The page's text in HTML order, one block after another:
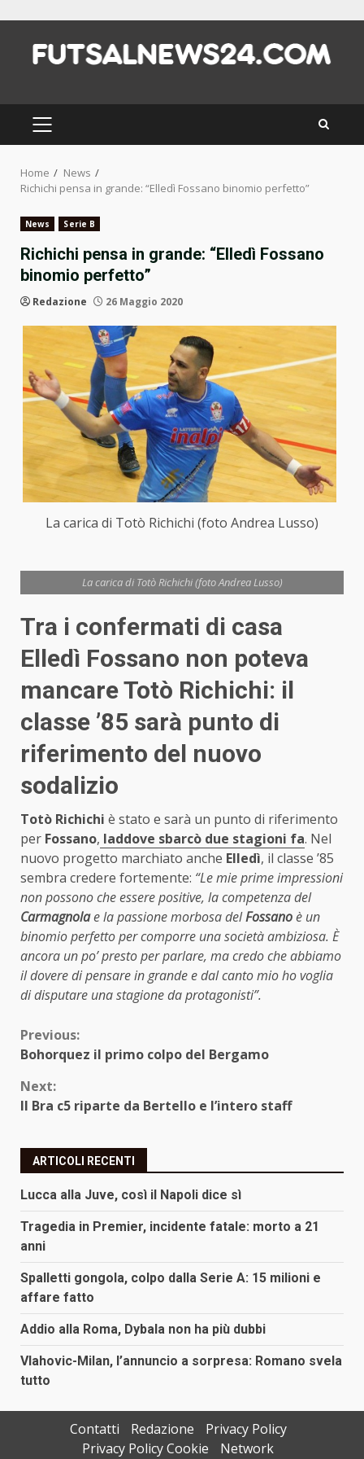
content
PRIMARY
MENU
Home
News
Richichi pensa in grande: “Elledì Fossano binomio perfetto”
News Serie B
Richichi pensa in grande: “Elledì Fossano
binomio perfetto”
Redazione 26 Maggio 2020
La carica di Totò Richichi (foto Andrea Lusso)
La carica di Totò Richichi (foto Andrea Lusso)
Tra i confermati di casa
Elledì Fossano non poteva
mancare Totò Richichi: il
classe ’85 sarà punto di
riferimento del nuovo
sodalizio
Totò Richichi è stato e sarà un punto di riferimento
per Fossano, laddove sbarcò due stagioni fa. Nel
nuovo progetto marchiato anche Elledì, il classe ’85
sembra credere fortemente: “Le mie prime impressioni
non possono che essere positive, la competenza del
Carmagnolae la passione morbosa delFossanoè un
binomio perfetto per comporre una società ambiziosa. È
ancora un po’ presto per parlare, ma credo che abbiamo
il dovere di pensare in grande e dal canto mio ho voglia
di disputare una stagione da protagonisti”.
Continue
Reading
Previous:
Bohorquez il primo colpo del Bergamo
Next:
Il Bra c5 riparte da Bertello e l’intero staff
ARTICOLI RECENTI
Lucca alla Juve, così il Napoli dice sì
Tragedia in Premier, incidente fatale: morto a 21
anni
Spalletti gongola, colpo dalla Serie A: 15 milioni e
affare fatto
Addio alla Roma, Dybala non ha più dubbi
Vlahovic-Milan, l’annuncio a sorpresa: Romano svela
tutto
Contatti Redazione
Privacy Policy
Privacy Policy Cookie
Network